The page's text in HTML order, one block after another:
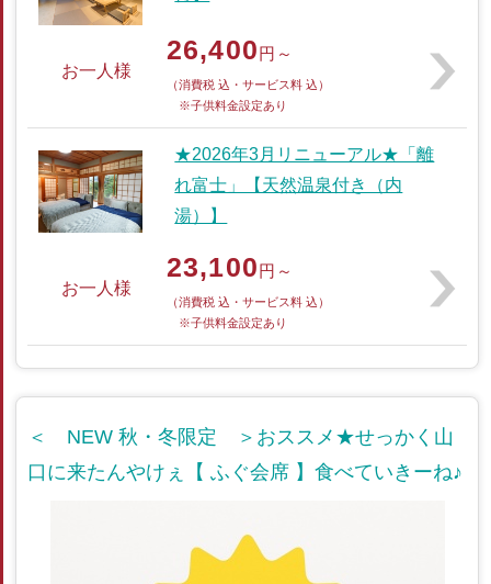
お一人様
26,400円～
（消費税 込・サービス料 込）
※子供料金設定あり
★2026年3月リニューアル★「離
れ富士」【天然温泉付き（内
湯）】
お一人様
23,100円～
（消費税 込・サービス料 込）
※子供料金設定あり
＜ NEW 秋・冬限定 ＞おススメ★せっかく山
口に来たんやけぇ【 ふぐ会席 】食べていきーね♪